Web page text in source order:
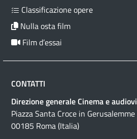
Classificazione opere
Nulla osta film
Film d’essai
CONTATTI
Direzione generale Cinema e
Piazza Santa Croce in
00185 Roma (Italia)